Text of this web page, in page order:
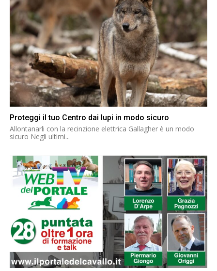
Proteggi il tuo Centro dai lupi in modo sicuro
Allontanarli con la recinzione elettrica Gallagher è un modo
sicuro Negli ultimi...